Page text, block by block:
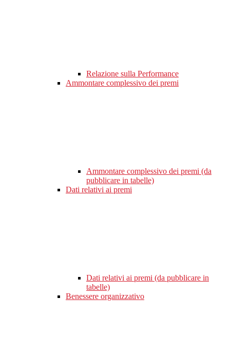
Relazione sulla Performance
Ammontare complessivo dei premi
Ammontare complessivo dei premi (da
pubblicare in tabelle)
Dati relativi ai premi
Dati relativi ai premi (da pubblicare in
tabelle)
Benessere organizzativo